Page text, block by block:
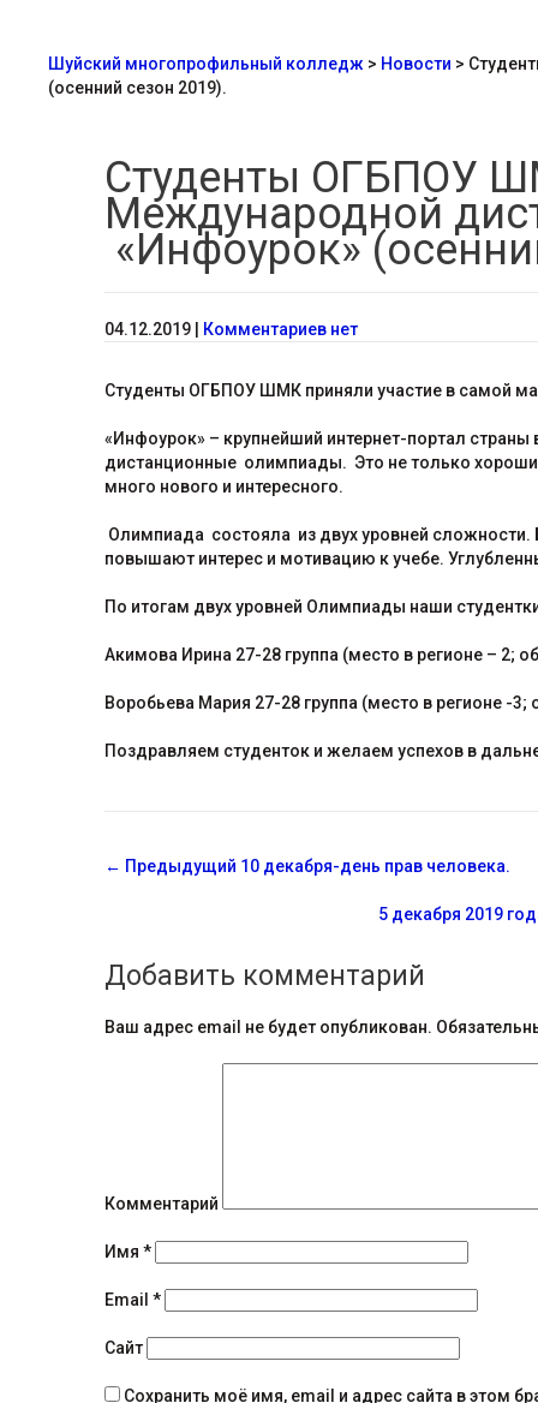
Шуйский многопрофильный колледж > Новости >
(осенний сезон 2019).
Студенты ОГБПОУ
Международной
«Инфоурок»
04.12.2019 Комментариев нет
Студенты ОГБПОУ ШМК приняли участие в самой
«Инфоурок» – крупнейший интернет-портал
дистанционные олимпиады. Это не только
много нового и интересного.
Олимпиада состояла из двух уровней сложности.
повышают интерес и мотивацию к учебе.
По итогам двух уровней Олимпиады наши
Акимова Ирина 27-28 группа (место в регионе – 2;
Воробьева Мария 27-28 группа (место в регионе -
Поздравляем студенток и желаем успехов в
С
б
щ
я
н
а
в
и
← Предыдущий 10 декабря-день прав человека.
5 декабря 2019
Добавить комментарий
Ваш адрес email не будет опубликован.
Комментарий
Имя *
Email *
Сайт
Сохранить моё имя, email и адрес сайта в этом